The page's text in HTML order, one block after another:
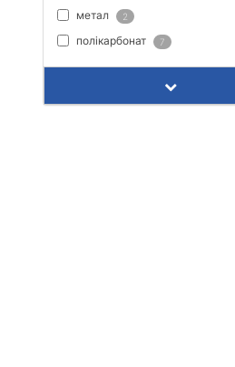
метал 2
полікарбонат 7